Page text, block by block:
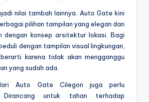
nilai tambah lainnya. Auto Gate kini
pilihan tampilan yang elegan dan
dengan konsep arsitektur lokasi. Bagi
dengan tampilan visual lingkungan,
karena tidak akan mengganggu
yang sudah ada.
Auto Gate Cilegon juga perlu
Dirancang untuk tahan terhadap